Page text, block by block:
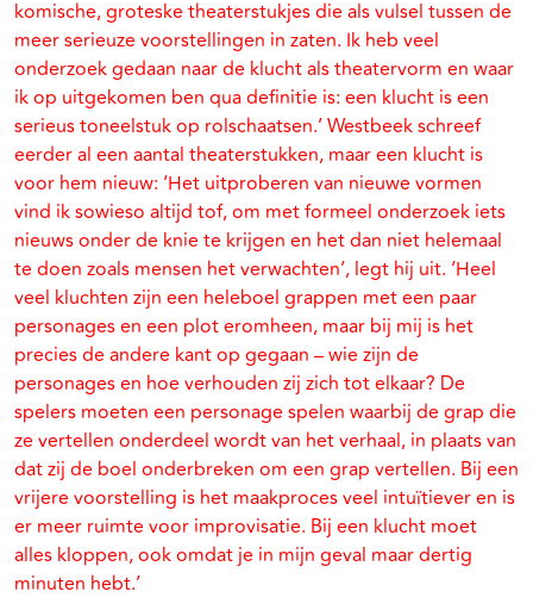
komische, groteske theaterstukjes die als vulsel tussen de
meer serieuze voorstellingen in zaten. Ik heb veel
onderzoek gedaan naar de klucht als theatervorm en waar
ik op uitgekomen ben qua definitie is: een klucht is een
serieus toneelstuk op rolschaatsen.’ Westbeek schreef
eerder al een aantal theaterstukken, maar een klucht is
voor hem nieuw: ‘Het uitproberen van nieuwe vormen
vind ik sowieso altijd tof, om met formeel onderzoek iets
nieuws onder de knie te krijgen en het dan niet helemaal
te doen zoals mensen het verwachten’, legt hij uit. ‘Heel
veel kluchten zijn een heleboel grappen met een paar
personages en een plot eromheen, maar bij mij is het
precies de andere kant op gegaan – wie zijn de
personages en hoe verhouden zij zich tot elkaar? De
spelers moeten een personage spelen waarbij de grap die
ze vertellen onderdeel wordt van het verhaal, in plaats van
dat zij de boel onderbreken om een grap vertellen. Bij een
vrijere voorstelling is het maakproces veel intuïtiever en is
er meer ruimte voor improvisatie. Bij een klucht moet
alles kloppen, ook omdat je in mijn geval maar dertig
minuten hebt.’